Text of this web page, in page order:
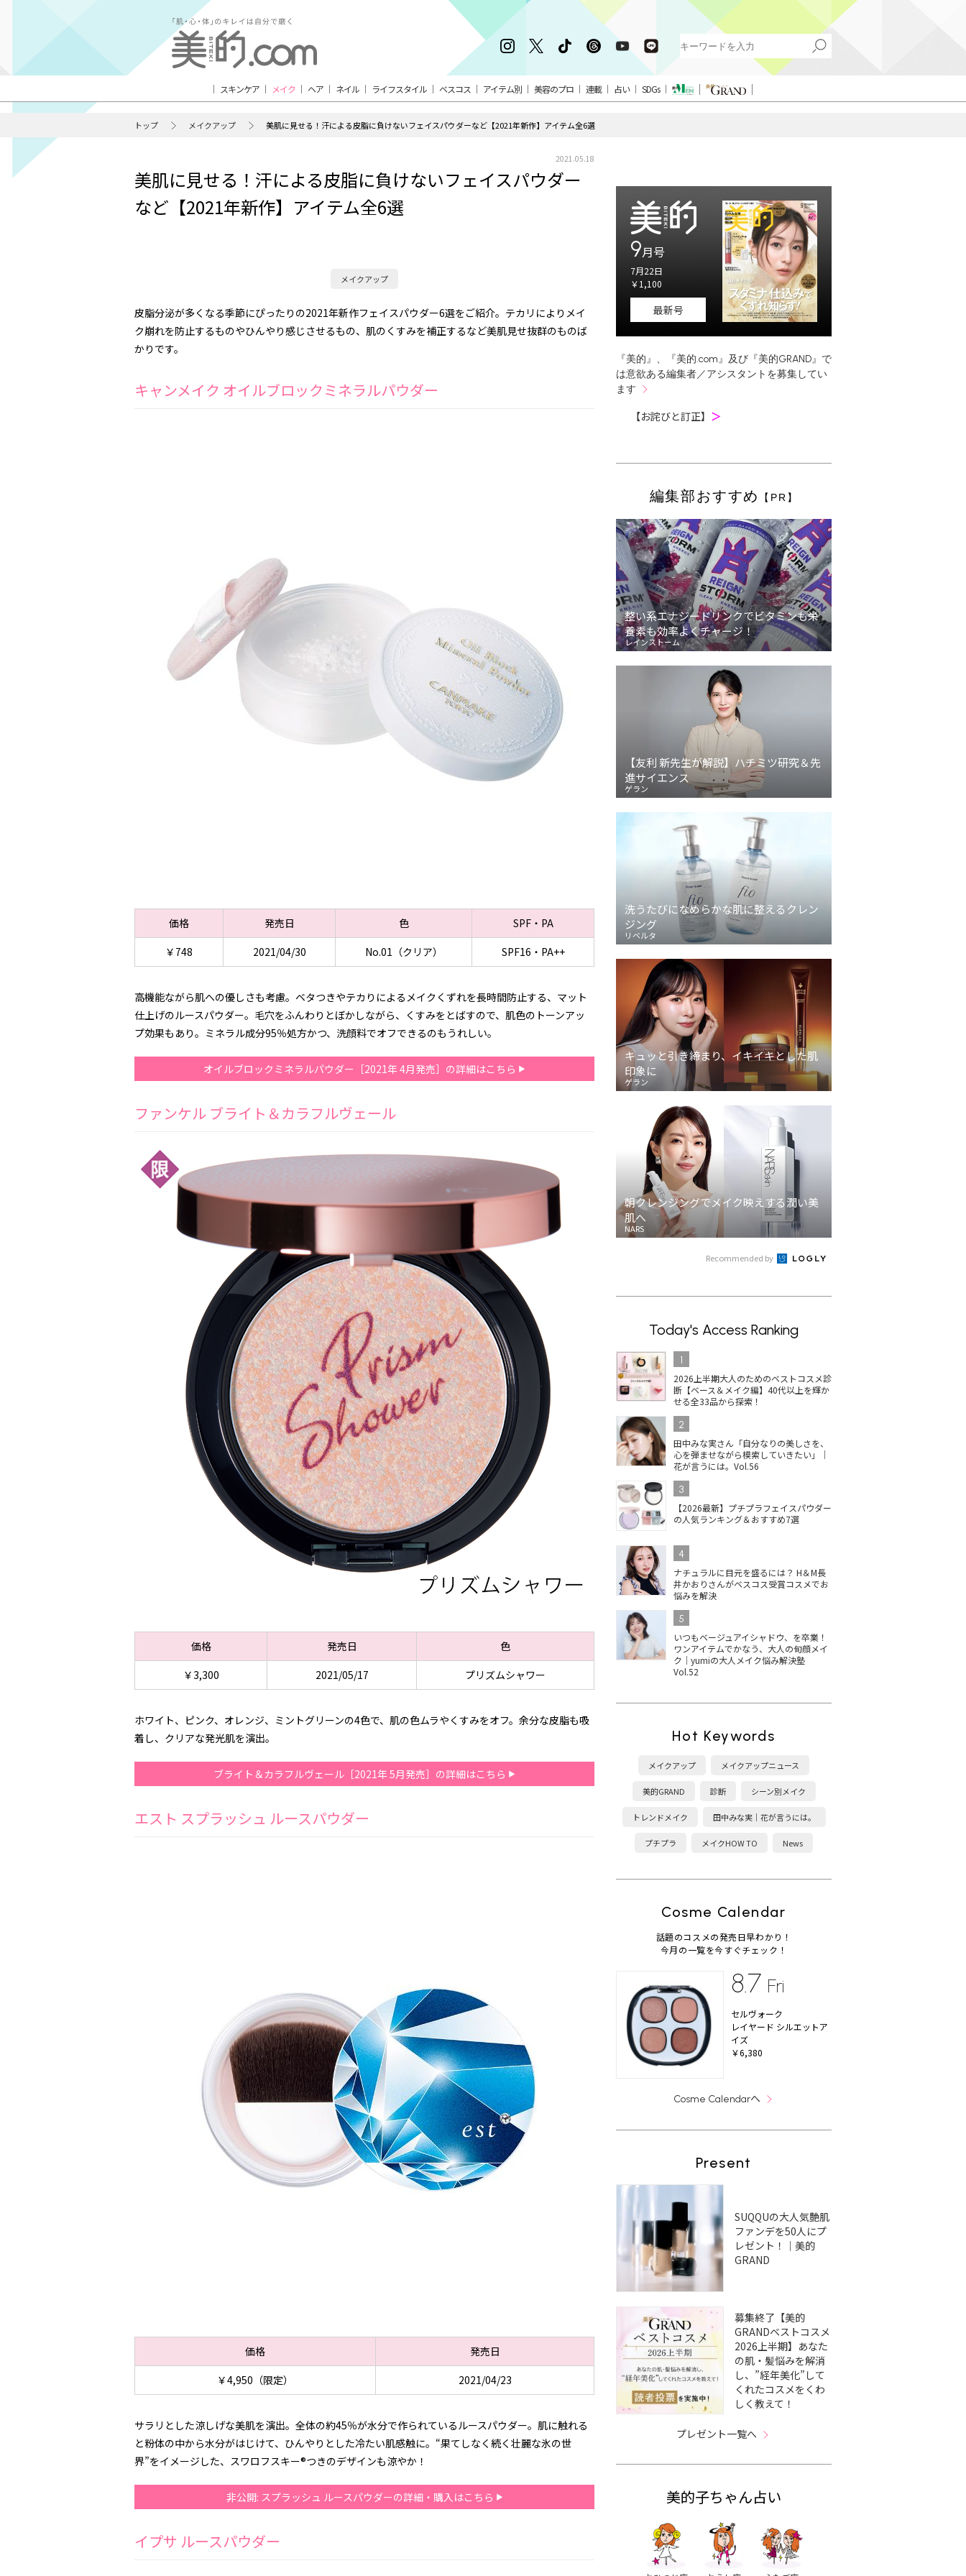
スキンケア メイク ヘア ネイル ライフスタイル ベスコス アイテム別 美容のプロ 連載 占い SDGs
トップ メイクアップ 美肌に見せる！汗による皮脂に負けないフェイスパウダーなど【2021年新作】アイテム全6選
2021.05.18
美肌に見せる！汗による皮脂に負けないフェイスパウダー
など【2021年新作】アイテム全6選
メイクアップ
皮脂分泌が多くなる季節にぴったりの2021年新作フェイスパウダー6選をご紹介。テカリによりメイ
ク崩れを防止するものやひんやり感じさせるもの、肌のくすみを補正するなど美肌見せ抜群のものば
かりです。
キャンメイク オイルブロックミネラルパウダー
価格 発売日 色
SPF・PA
￥748
2021/04/30 No.01（クリア） SPF16・PA++
高機能ながら肌への優しさも考慮。ベタつきやテカりによるメイクくずれを長時間防止する、マット
仕上げのルースパウダー。毛穴をふんわりとぼかしながら、くすみをとばすので、肌色のトーンアッ
プ効果もあり。ミネラル成分95％処方かつ、洗顔料でオフできるのもうれしい。
オイルブロックミネラルパウダー［2021年 4月発売］の詳細はこちら
ファンケル ブライト＆カラフルヴェール
価格 発売日
色
￥3,300
2021/05/17 プリズムシャワー
ホワイト、ピンク、オレンジ、ミントグリーンの4色で、肌の色ムラやくすみをオフ。余分な皮脂も吸
着し、クリアな発光肌を演出。
ブライト＆カラフルヴェール［2021年 5月発売］の詳細はこちら
エスト スプラッシュ ルースパウダー
価格
発売日
￥4,950（限定）
2021/04/23
サラリとした涼しげな美肌を演出。全体の約45％が水分で作られているルースパウダー。肌に触れる
と粉体の中から水分がはじけて、ひんやりとした冷たい肌感触に。“果てしなく続く壮麗な氷の世
界”をイメージした、スワロフスキー®つきのデザインも涼やか！
非公開: スプラッシュ ルースパウダーの詳細・購入はこちら
イプサ ルースパウダー
9月号
7月22日
￥1,100
最新号
『美的』、『美的.com』及び『美的GRAND』で
は意欲ある編集者／アシスタントを募集してい
ます
【お詫びと訂正】 ＞
編集部おすすめ 【PR】
整い系エナジードリンクでビタミンも栄
養素も効率よくチャージ！
レインストーム
【友利 新先生が解説】ハチミツ研究＆先
進サイエンス
ゲラン
洗うたびになめらかな肌に整えるクレン
ジング
リベルタ
キュッと引き締まり、イキイキとした肌
印象に
ゲラン
朝クレンジングでメイク映えする潤い美
肌へ
NARS
Recommended by
Today's Access Ranking
1
2026上半期大人のためのベストコスメ診
断【ベース＆メイク編】40代以上を輝か
せる全33品から探索！
2
田中みな実さん「自分なりの美しさを、
心を弾ませながら模索していきたい」｜
花が言うには。Vol.56
3
【2026最新】プチプラフェイスパウダー
の人気ランキング＆おすすめ7選
4
ナチュラルに目元を盛るには？ H＆M長
井かおりさんがベスコス受賞コスメでお
悩みを解決
5
いつもベージュアイシャドウ、を卒業！
ワンアイテムでかなう、大人の旬顔メイ
ク｜yumiの大人メイク悩み解決塾
Vol.52
Hot Keywords
メイクアップ メイクアップニュース
美的GRAND 診断 シーン別メイク
トレンドメイク 田中みな実｜花が言うには。
プチプラ メイクHOW TO News
Cosme Calendar
話題のコスメの発売日早わかり！
今月の一覧を今すぐチェック！
8.7 Fri
セルヴォーク
レイヤード シルエットア
イズ
￥6,380
Cosme Calendarへ
Present
SUQQUの大人気艶肌
ファンデを50人にプ
レゼント！｜美的
GRAND
募集終了【美的
GRANDベストコスメ
2026上半期】あなた
の肌・髪悩みを解消
し、”経年美化”して
くれたコスメをくわ
しく教えて！
プレゼント一覧へ
美的子ちゃん占い